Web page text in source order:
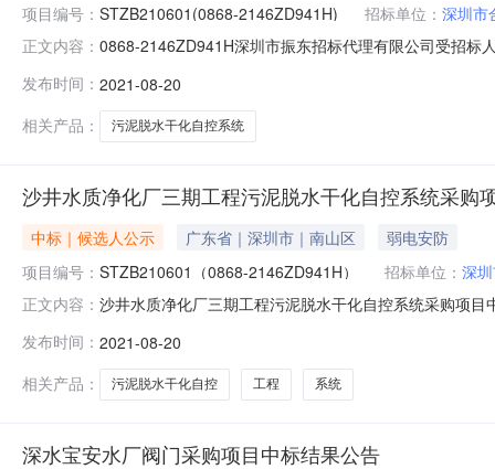
项目编号： STZB210601(0868-2146ZD941H) 招标单位： 深圳市
正文内容： 0868-2146ZD941H深圳市振东招标代理有限公司受招标
称：沙井水质净化厂三期工程污泥脱水干化自控系统采
发布时间： 2021-08-20
相关产品：
污泥脱水干化自控系统
沙井水质净化厂三期工程污泥脱水干化自控系统采购
中标｜候选人公示 广东省｜深圳市｜南山区
弱电安防
项目编号： STZB210601（0868-2146ZD941H） 招标单位： 深
正文内容： 沙井水质净化厂三期工程污泥脱水干化自控系统采购项
并经招标人于2021年8月16日确认，现将中标候选人公
2146ZD94
发布时间： 2021-08-20
相关产品：
污泥脱水干化自控 工程 系统
深水宝安水厂阀门采购项目中标结果公告